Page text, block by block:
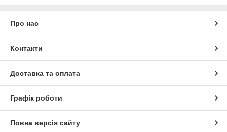
Про нас
Контакти
Доставка та оплата
Графік роботи
Повна версія сайту